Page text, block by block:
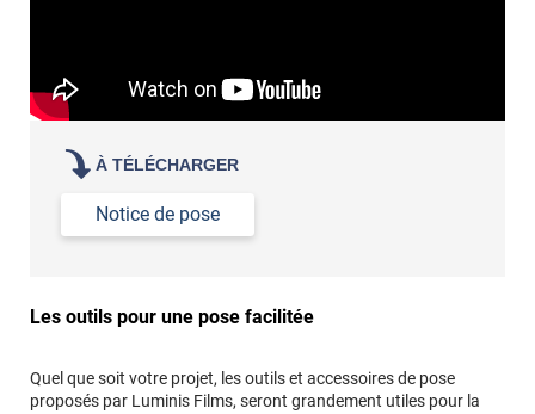
À TÉLÉCHARGER
Notice de pose
Les outils pour une pose facilitée
Quel que soit votre projet, les outils et accessoires de pose
proposés par Luminis Films, seront grandement utiles pour la